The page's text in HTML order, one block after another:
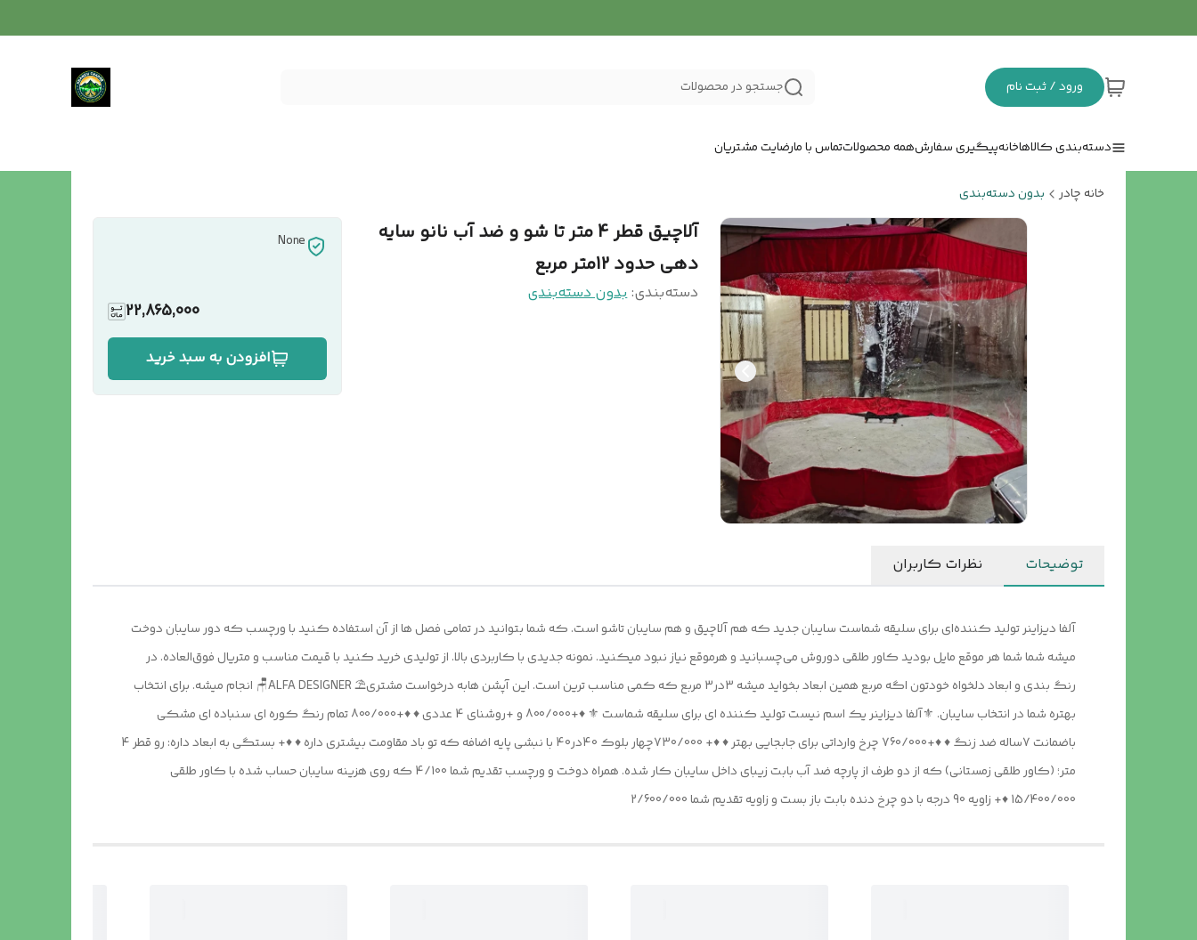
ورود / ثبت نام جستجو در محصولات
دسته‌بندی کالاهاخانهپیگیری سفارشهمه محصولاتتماس با مارضایت مشتریان
خانه چادر بدون دسته‌بندی
آلاچیق قطر 4 متر تا شو و ضد آب نانو سایه
دهی حدود 12متر مربع
دسته‌بندی:بدون دسته‌بندی
None
22,865,000
افزودن به سبد خرید
توضیحات نظرات کاربران
آلفا دیزاینر تولید کننده‌ای برای سلیقه شماست سایبان جدید که هم آلاچیق و هم سایبان تاشو است. که شما بتوانید در تمامی فصل ها از آن استفاده کنید با ورچسب که دور سایبان دوخت
میشه شما شما هر موقع مایل بودید کاور طلقی دوروش می‌چسبانید و هرموقع نیاز نبود میکنید. نمونه جدیدی با کاربردی بالا. از تولیدی خرید کنید با قیمت مناسب و متریال فوق‌العاده. در
رنگ بندی و ابعاد دلخواه خودتون اگه مربع همین ابعاد بخواید میشه 3در3 مربع که کمی مناسب ترین است. این آپشن هابه درخواست مشتری⛱️ ALFA DESIGNER🪑 انجام میشه. برای انتخاب
بهتره شما در انتخاب سایبان. ⚜️آلفا دیزاینر یک اسم نیست تولید کننده ای برای سلیقه شماست ⚜️ ♦️+800/000 و +روشنای 4 عددی ♦️ ♦️+800/000 تمام رنگ کوره ای سنباده ای مشکی
باضمانت 7ساله ضد زنگ ♦️ ♦️+760/000 چرخ وارداتی برای جابجایی بهتر ♦️ ♦️+ 730/000چهار بلوک 40در40 با نبشی پایه اضافه که تو باد مقاومت بیشتری داره ♦️ ♦️+ بستگی به ابعاد داره: رو قطر 4
متر؛ (کاور طلقی زمستانی) که از دو طرف از پارچه ضد آب بابت زیبای داخل سایبان کار شده. همراه دوخت و ورچسب تقدیم شما 4/100 که روی هزینه سایبان حساب شده با کاور طلقی
15/400/000 ♦️+ زاویه 90 درجه با دو چرخ دنده بابت باز بست و زاویه تقدیم شما 2/600/000